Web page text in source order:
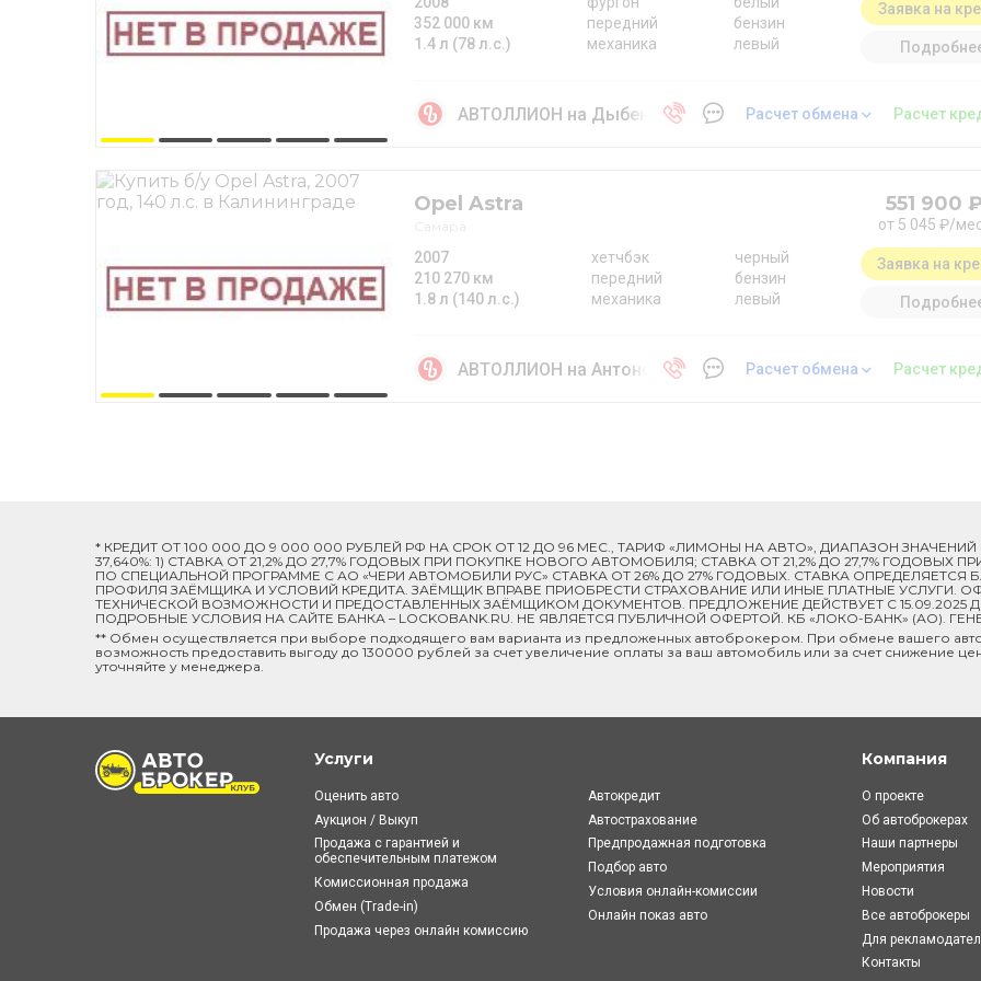
352 000 км
1.4 л (78 л.с.)
передний
механика
бензин
левый
Заявка на
АВТОЛЛИОН на Дыбенко Расчет обмена Расчет
Opel Astra
Самара
551 900 ₽
от 5 045 ₽/
2007
210 270 км
1.8 л (140 л.с.)
хетчбэк
передний
механика
черный
бензин
левый
Заявка на
АВТОЛЛИОН на Антонова-ОвсеенкоРасчет обмена Расчет
* КРЕДИТ ОТ 100 000 ДО 9 000 000 РУБЛЕЙ РФ НА СРОК ОТ 12 ДО 96 МЕС., ТАРИФ «ЛИМОНЫ НА АВТО», ДИАПАЗОН
37,640%: 1) СТАВКА ОТ 21,2% ДО 27,7% ГОДОВЫХ ПРИ ПОКУПКЕ НОВОГО АВТОМОБИЛЯ; СТАВКА ОТ 21,2% ДО 27,7%
ПО СПЕЦИАЛЬНОЙ ПРОГРАММЕ C АО «ЧЕРИ АВТОМОБИЛИ РУС» СТАВКА ОТ 26% ДО 27% ГОДОВЫХ. СТАВКА
ПРОФИЛЯ ЗАЁМЩИКА И УСЛОВИЙ КРЕДИТА. ЗАЁМЩИК ВПРАВЕ ПРИОБРЕСТИ СТРАХОВАНИЕ ИЛИ ИНЫЕ ПЛАТНЫЕ УСЛУГИ.
ТЕХНИЧЕСКОЙ ВОЗМОЖНОСТИ И ПРЕДОСТАВЛЕННЫХ ЗАЁМЩИКОМ ДОКУМЕНТОВ. ПРЕДЛОЖЕНИЕ ДЕЙСТВУЕТ С
ПОДРОБНЫЕ УСЛОВИЯ НА САЙТЕ БАНКА – LOCKOBANK.RU. НЕ ЯВЛЯЕТСЯ ПУБЛИЧНОЙ ОФЕРТОЙ. КБ «ЛОКО-БАНК» (АО).
** Обмен осуществляется при выборе подходящего вам варианта из предложенных автоброкером. При обмене вашего
возможность предоставить выгоду до 130000 рублей за счет увеличение оплаты за ваш автомобиль или за счет снижение
уточняйте у менеджера.
Услуги
Оценить авто
Аукцион / Выкуп
Продажа с гарантией и
обеспечительным платежом
Комиссионная продажа
Обмен (Trade-in)
Продажа через онлайн комиссию
Автокредит
Автострахование
Предпродажная подготовка
Подбор авто
Условия онлайн-комиcсии
Онлайн показ авто
Компания
О проекте
Об автоброкерах
Наши партнеры
Мероприятия
Новости
Все автоброкеры
Для
Контакты